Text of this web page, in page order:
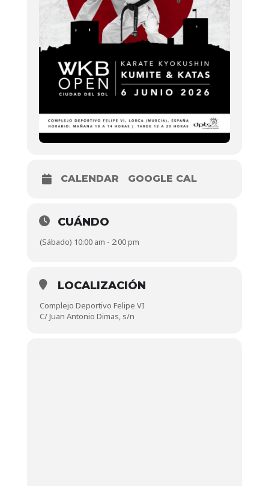
CALENDAR GOOGLE CAL
CUÁNDO
(Sábado) 10:00 am - 2:00 pm
LOCALIZACIÓN
Complejo Deportivo Felipe VI
C/ Juan Antonio Dimas, s/n